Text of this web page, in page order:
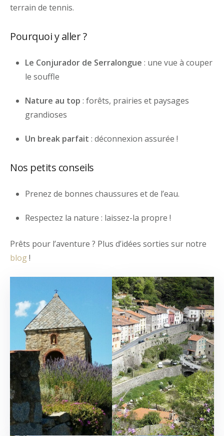
terrain de tennis.
Pourquoi y aller ?
Le Conjurador de Serralongue : une vue à couper
le souffle
Nature au top : forêts, prairies et paysages
grandioses
Un break parfait : déconnexion assurée !
Nos petits conseils
Prenez de bonnes chaussures et de l’eau.
Respectez la nature : laissez-la propre !
Prêts pour l’aventure ? Plus d’idées sorties sur notre
blog !